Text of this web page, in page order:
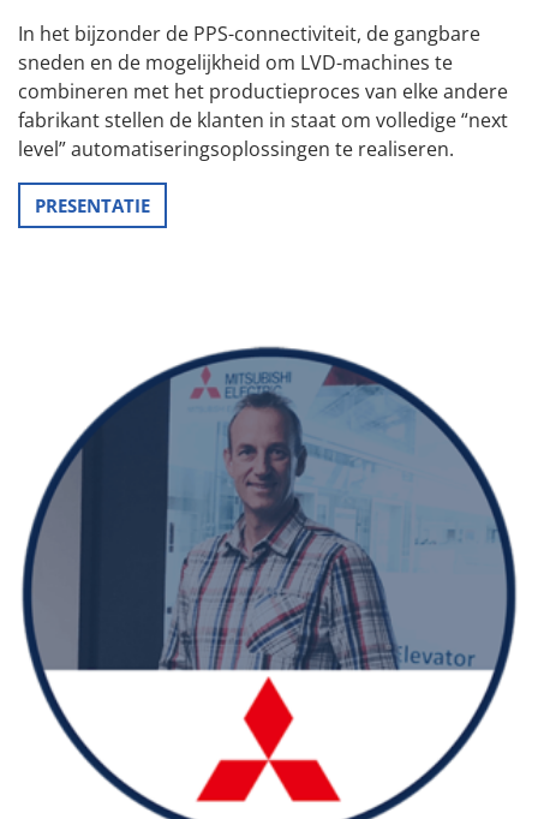
In het bijzonder de PPS-connectiviteit, de gangbare
sneden en de mogelijkheid om LVD-machines te
combineren met het productieproces van elke andere
fabrikant stellen de klanten in staat om volledige “next
level” automatiseringsoplossingen te realiseren.
PRESENTATIE